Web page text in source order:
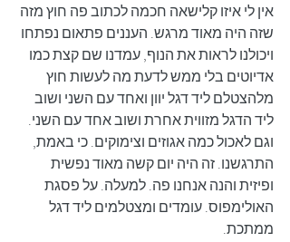
אין לי איזו קלישאה חכמה לכתוב פה חוץ מזה
שזה היה מאוד מרגש. העננים פתאום נפתחו
ויכולנו לראות את הנוף, עמדנו שם קצת כמו
אדיוטים בלי ממש לדעת מה לעשות חוץ
מלהצטלם ליד דגל יוון ואחד עם השני ושוב
ליד הדגל מזווית אחרת ושוב אחד עם השני.
וגם לאכול כמה אגוזים וצימוקים. כי באמת,
התרגשנו. זה היה יום קשה מאוד נפשית
ופיזית והנה אנחנו פה. למעלה. על פסגת
האולימפוס. עומדים ומצטלמים ליד דגל
ממתכת.